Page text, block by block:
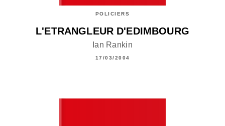
POLICIERS
L'ETRANGLEUR D'EDIMBOURG
Ian Rankin
17/03/2004